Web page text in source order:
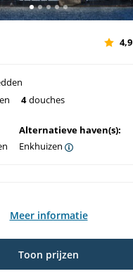
4,9
4 douches
Alternatieve haven(s):
Enkhuizen
Meer informatie
Toon prijzen